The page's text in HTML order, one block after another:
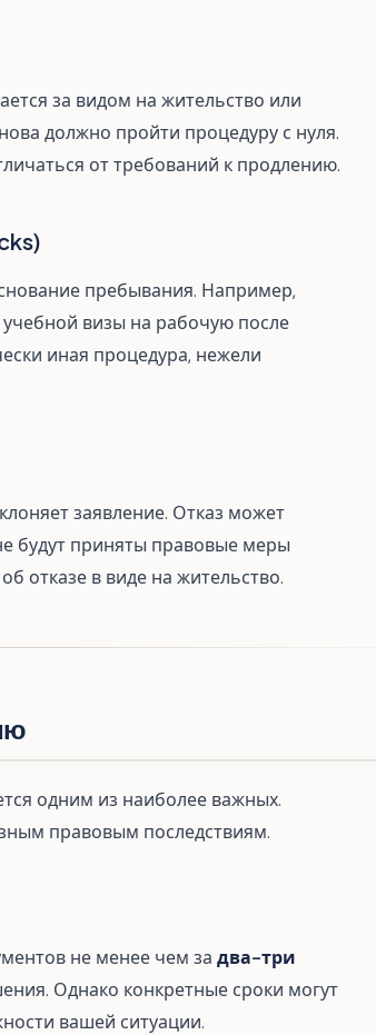
за видом на жительство или
должно пройти процедуру с нуля.
от требований к продлению.
пребывания. Например,
визы на рабочую после
иная процедура, нежели
заявление. Отказ может
будут приняты правовые меры
отказе в виде на жительство.
одним из наиболее важных.
правовым последствиям.
не менее чем за два-три
Однако конкретные сроки могут
вашей ситуации.